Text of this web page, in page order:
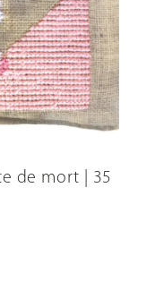
de mort | 35